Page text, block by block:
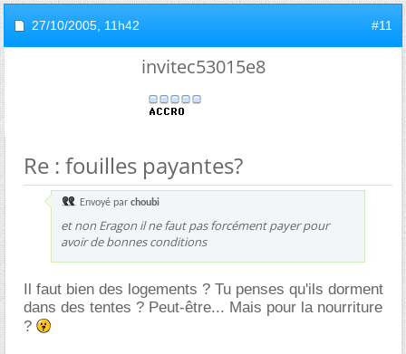
27/10/2005, 11h42 #11
invitec53015e8
Re : fouilles payantes?
Envoyé par choubi
et non Eragon il ne faut pas forcément payer pour
avoir de bonnes conditions
Il faut bien des logements ? Tu penses qu'ils dorment
dans des tentes ? Peut-être... Mais pour la nourriture
?